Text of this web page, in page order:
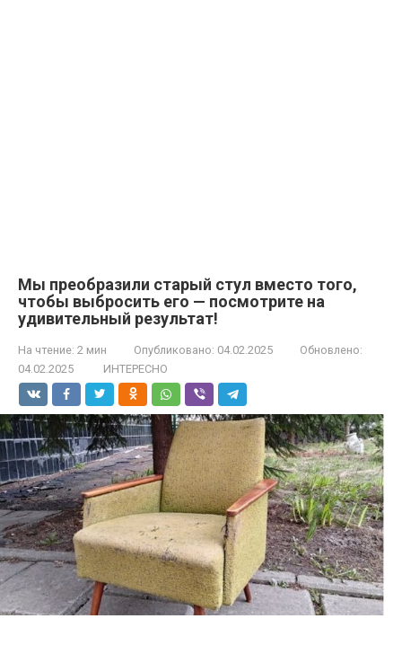
Мы преобразили старый стул вместо того,
чтобы выбросить его — посмотрите на
удивительный результат!
На чтение: 2 мин Опубликовано: 04.02.2025
Обновлено:
04.02.2025
ИНТЕРЕСНО